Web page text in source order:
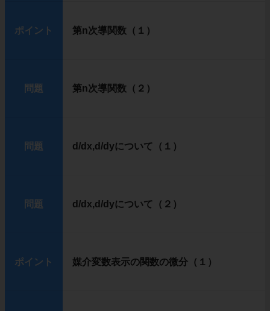
ポイント 第n次導関数（１）
問題 第n次導関数（２）
問題 d/dx,d/dyについて（１）
問題 d/dx,d/dyについて（２）
ポイント 媒介変数表示の関数の微分（１）